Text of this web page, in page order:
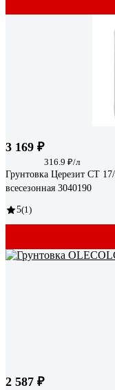
3 169 ₽
316.9 ₽/л
Грунтовка Церезит CT
всесезонная 3040190
5(1)
2 587 ₽